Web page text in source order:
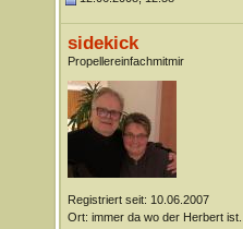
sidekick
Propellereinfachmitmir
Registriert seit: 10.06.2007
Ort: immer da wo der Herbert ist...